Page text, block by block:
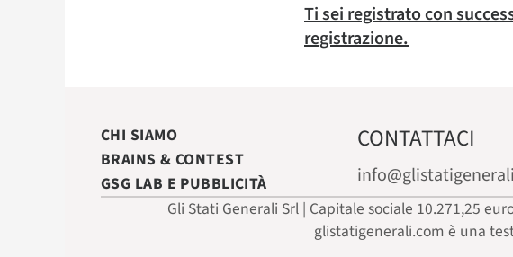
Ti sei registrato con
registrazione.
CHI SIAMO
BRAINS & CONTEST
GSG LAB E PUBBLICITÀ
CONTATTACI
Gli Stati Generali Srl | Capitale sociale 10.271,25
glistatigenerali.com è una